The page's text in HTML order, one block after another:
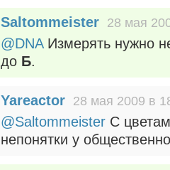
Saltommeister 28 мая
@DNAИзмерять нужно
до Б.
Yareactor 28 мая 2009 в
@Saltommeister С
непонятки у